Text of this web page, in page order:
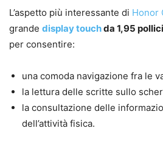
L’aspetto più interessante di Honor
grande display touchda 1,95 pollici
per consentire:
una comoda navigazione fra le
la lettura delle scritte sullo
la consultazione delle
dell’attività fisica.